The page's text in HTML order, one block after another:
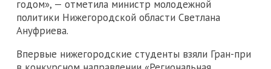
годом», — отметила министр молодежной
политики Нижегородской области Светлана
Ануфриева.
Впервые нижегородские студенты взяли Гран-при